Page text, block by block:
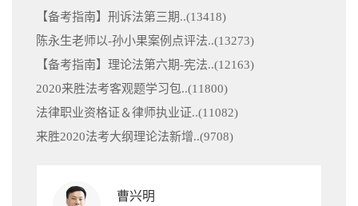
【备考指南】刑诉法第三期..(13418)
陈永生老师以-孙小果案例点评法..(13273)
【备考指南】理论法第六期-宪法..(12163)
2020来胜法考客观题学习包..(11800)
法律职业资格证＆律师执业证..(11082)
来胜2020法考大纲理论法新增..(9708)
曹兴明